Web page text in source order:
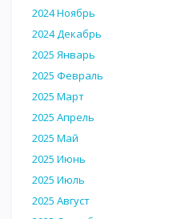
2024 Ноябрь
2024 Декабрь
2025 Январь
2025 Февраль
2025 Март
2025 Апрель
2025 Май
2025 Июнь
2025 Июль
2025 Август